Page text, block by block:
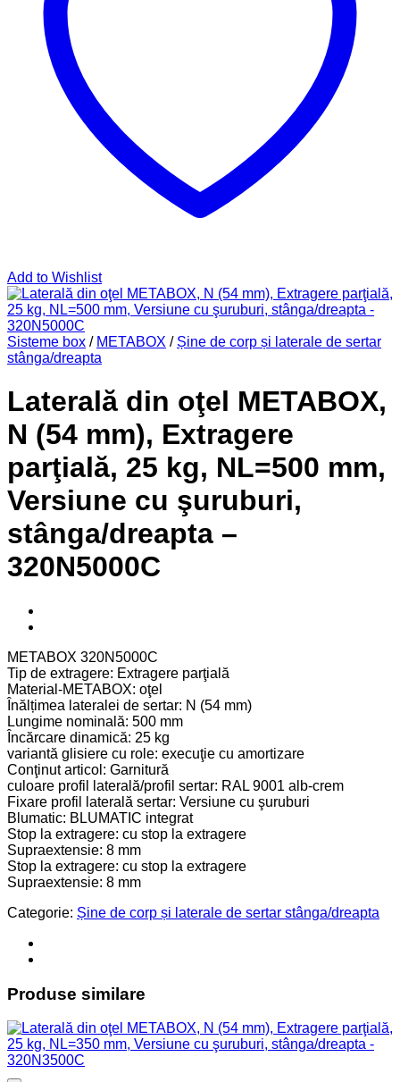
Add to Wishlist
Sisteme box / METABOX / Șine de corp și laterale de sertar
stânga/dreapta
Laterală din oţel METABOX,
N (54 mm), Extragere
parţială, 25 kg, NL=500 mm,
Versiune cu şuruburi,
stânga/dreapta –
320N5000C
METABOX 320N5000C
Tip de extragere: Extragere parţială
Material-METABOX: oţel
Înălțimea lateralei de sertar: N (54 mm)
Lungime nominală: 500 mm
Încărcare dinamică: 25 kg
variantă glisiere cu role: execuţie cu amortizare
Conţinut articol: Garnitură
culoare profil laterală/profil sertar: RAL 9001 alb-crem
Fixare profil laterală sertar: Versiune cu şuruburi
Blumatic: BLUMATIC integrat
Stop la extragere: cu stop la extragere
Supraextensie: 8 mm
Stop la extragere: cu stop la extragere
Supraextensie: 8 mm
Categorie: Șine de corp și laterale de sertar stânga/dreapta
Produse similare